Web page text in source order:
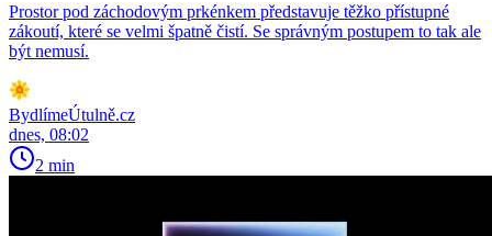
Prostor pod záchodovým prkénkem představuje těžko přístupné
zákoutí, které se velmi špatně čistí. Se správným postupem to tak ale
být nemusí.
BydlímeÚtulně.cz
dnes, 08:02
2 min